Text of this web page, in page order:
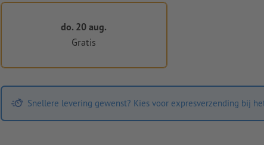
do. 20 aug.
Gratis
Snellere levering gewenst? Kies voor expresverzending bij